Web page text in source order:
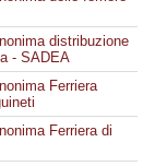
distribuzione
- SADEA
Ferriera
Ferriera di